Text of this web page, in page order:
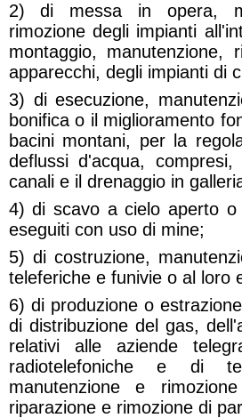
2) di messa in opera,
rimozione degli impianti
montaggio, manutenzione,
apparecchi, degli impianti di
3) di esecuzione,
bonifica o il miglioramento
bacini montani, per la
deflussi d'acqua,
canali e il drenaggio in
4) di scavo a cielo aperto
eseguiti con uso di mine;
5) di costruzione,
teleferiche e funivie o al loro
6) di produzione o
di distribuzione del gas,
relativi alle aziende
radiotelefoniche e di
manutenzione e
riparazione e rimozione di